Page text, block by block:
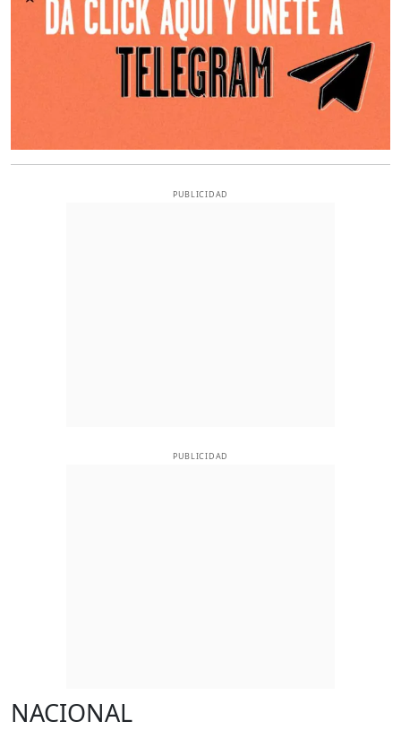
PUBLICIDAD
PUBLICIDAD
NACIONAL